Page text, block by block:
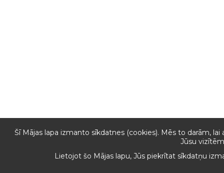
Šī Mājas lapa izmanto sīkdatnes (cookies). Mēs to darām,
Jūsu
Lietojot šo Mājas lapu, Jūs piekrītat sīkdatņu